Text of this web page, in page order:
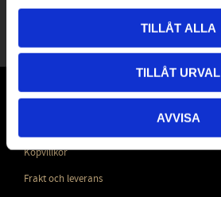
TILLÅT ALLA
TILLÅT URVAL
AVVISA
KUNDSERVICE
Köpvillkor
Frakt och leverans